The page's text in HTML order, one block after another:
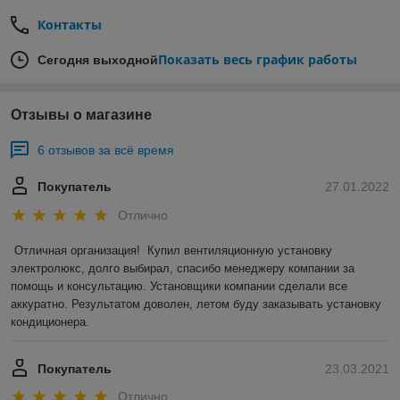
Контакты
Сегодня выходнойПоказать весь график работы
Отзывы о магазине
6 отзывов за всё время
27.01.2022
Покупатель
Отлично
Отличная организация!  Купил вентиляционную установку
электролюкс, долго выбирал, спасибо менеджеру компании за
помощь и консультацию. Установщики компании сделали все
аккуратно. Результатом доволен, летом буду заказывать установку
кондиционера.
23.03.2021
Покупатель
Отлично